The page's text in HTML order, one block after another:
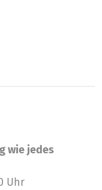
wie jedes
Uhr